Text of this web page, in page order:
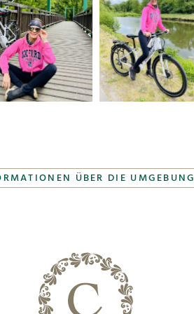
ÜBER DIE UMGEBUNG